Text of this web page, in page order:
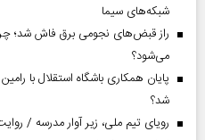
شبکه‌های سیما
راز قبض‌های نجومی برق فاش شد؛
می‌شود؟
پایان همکاری باشگاه استقلال با
شد؟
رویای تیم ملی، زیر آوار مدرسه /